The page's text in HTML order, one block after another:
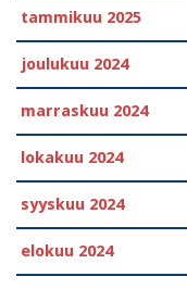
tammikuu 2025
joulukuu 2024
marraskuu 2024
lokakuu 2024
syyskuu 2024
elokuu 2024